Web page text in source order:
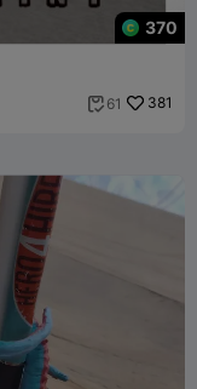
370
 61 381